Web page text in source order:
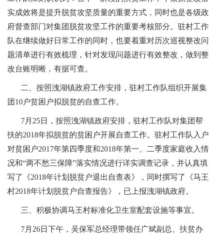
实成效将是提升脱贫攻坚质量的重要方式，同时也是各级政
府督查部门对集团脱贫攻坚工作的重要考核部分。驻村工作
队在继续做好日常工作的同时，也要着重对历次巡视整改问
题清单进行有效梳理，针对发现问题进行有效整改，做到整
改台账明晰，有据可查。
二、按照洩湖镇政府工作安排，驻村工作队组织开展集
团10户贫困户拟脱贫的自查工作。
7月25日，按照洩湖镇政府安排，驻村工作队对集团帮
扶的2018年拟脱贫的贫困户开展自查工作。驻村工作队入户
对贫困户2017年第四季度和2018年第一、二季度家庭收入情
况和“两不愁三保障”落实情况进行详实调查记录，并认真填
写了《2018年计划脱贫户退出自查表》，同时撰写了《马王
村2018年计划脱贫户自查报告》，已上报洩湖镇政府。
三、积极协调马王村标准化卫生室配套设施等事宜。
7月26日下午，吴保军总经理带领任广斌副总、扶贫办